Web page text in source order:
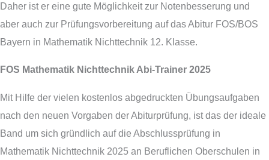
Daher ist er eine gute Möglichkeit zur Notenbesserung und
aber auch zur Prüfungsvorbereitung auf das Abitur FOS/BOS
Bayern in Mathematik Nichttechnik 12. Klasse.
FOS Mathematik Nichttechnik Abi-Trainer 2025
Mit Hilfe der vielen kostenlos abgedruckten Übungsaufgaben
nach den neuen Vorgaben der Abiturprüfung, ist das der ideale
Band um sich gründlich auf die Abschlussprüfung in
Mathematik Nichttechnik 2025 an Beruflichen Oberschulen in